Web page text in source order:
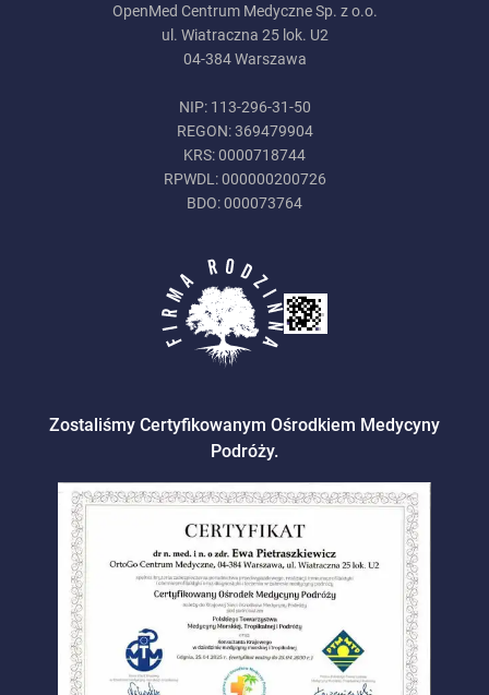
OpenMed Centrum Medyczne Sp. z o.o.
ul. Wiatraczna 25 lok. U2
04-384 Warszawa
NIP: 113-296-31-50
REGON: 369479904
KRS: 0000718744
RPWDL: 000000200726
BDO: 000073764
Zostaliśmy Certyfikowanym Ośrodkiem Medycyny
Podróży.